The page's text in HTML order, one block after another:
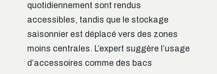
quotidiennement sont rendus
accessibles, tandis que le stockage
saisonnier est déplacé vers des zones
moins centrales. L’expert suggère l’usage
d’accessoires comme des bacs